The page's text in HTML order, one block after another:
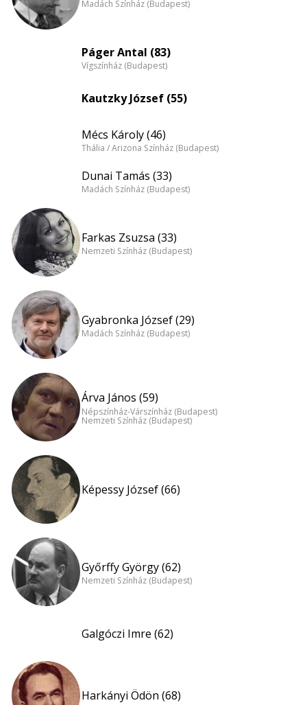
Madách Színház (Budapest)
Páger Antal (83)
Vígszínház (Budapest)
Kautzky József (55)
Mécs Károly (46)
Thália / Arizona Színház (Budapest)
Dunai Tamás (33)
Madách Színház (Budapest)
Farkas Zsuzsa (33)
Nemzeti Színház (Budapest)
Gyabronka József (29)
Madách Színház (Budapest)
Árva János (59)
Népszínház-Várszínház (Budapest)
Nemzeti Színház (Budapest)
Képessy József (66)
Győrffy György (62)
Nemzeti Színház (Budapest)
Galgóczi Imre (62)
Harkányi Ödön (68)